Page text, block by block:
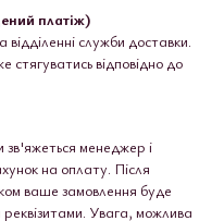
платіж)
відділенні служби доставки.
стягуватись відповідно до
зв'яжеться менеджер і
на оплату. Після
ваше замовлення буде
реквізитами. Увага, можлива